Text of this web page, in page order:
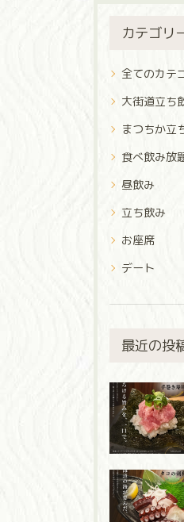
カテゴリ
全てのカテ
大街道立ち
まつちか立
食べ飲み放
昼飲み
立ち飲み
お座席
デート
最近の投